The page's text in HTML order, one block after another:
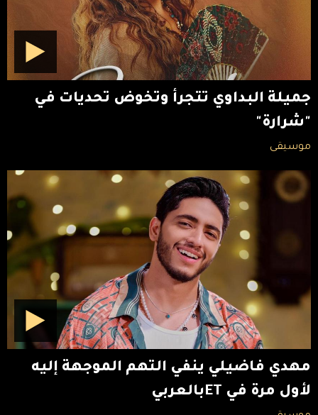
جميلة البداوي تتجرأ وتخوض تحديات في
"شرارة"
موسيقى
مهدي فاضيلي ينفي التهم الموجهة إليه
لأول مرة في ETبالعربي